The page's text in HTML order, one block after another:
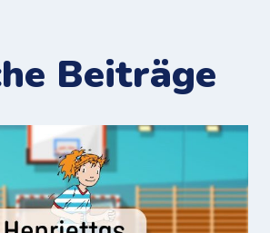
Beiträge